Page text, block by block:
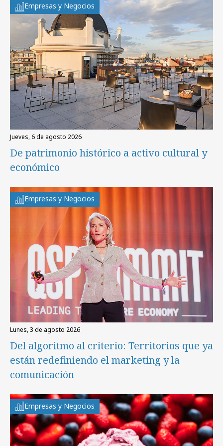
Empresas y Negocios
jueves, 6 de agosto 2026
De patrimonio histórico a activo cultural y
económico
Empresas y Negocios
lunes, 3 de agosto 2026
Del algoritmo al criterio: Territorios que ya
están redefiniendo el marketing y la
comunicación
Empresas y Negocios